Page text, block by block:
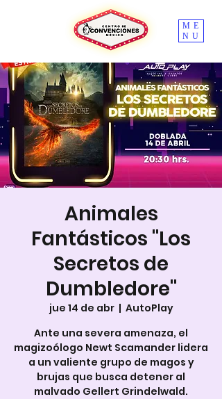
ME
NU
Animales
Fantásticos "Los
Secretos de
Dumbledore"
jue 14 de abr
  |
AutoPlay
Ante una severa amenaza, el
magizoólogo Newt Scamander lidera
a un valiente grupo de magos y
brujas que busca detener al
malvado Gellert Grindelwald.